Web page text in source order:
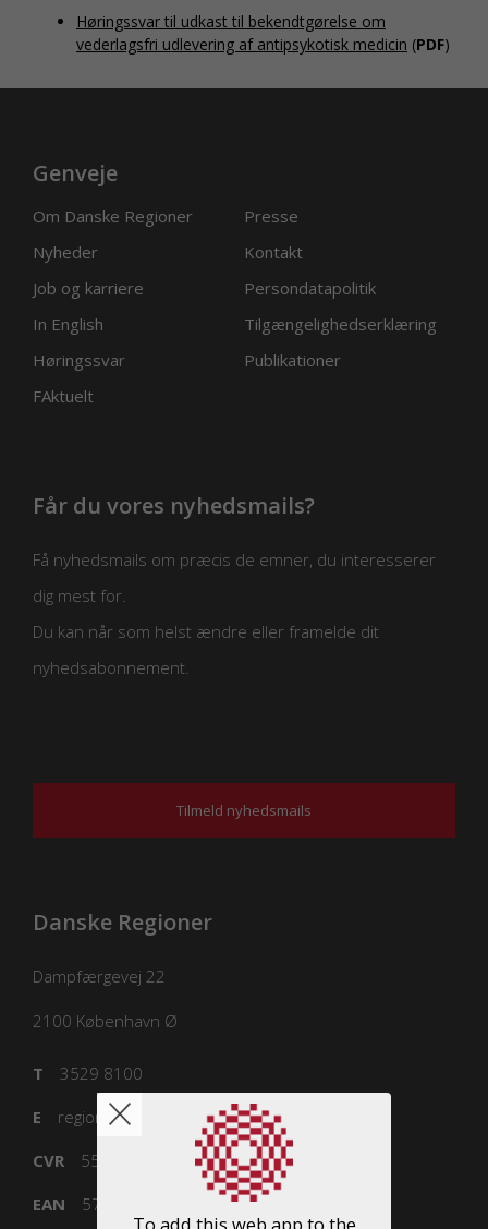
Høringssvar til udkast til bekendtgørelse om
vederlagsfri udlevering af antipsykotisk medicin (PDF)
Genveje
Om Danske Regioner
Presse
Nyheder
Kontakt
Job og karriere
Persondatapolitik
In English
Tilgængelighedserklæring
Høringssvar
Publikationer
FAktuelt
Får du vores nyhedsmails?
Få nyhedsmails om præcis de emner, du interesserer
dig mest for.
Du kan når som helst ændre eller framelde dit
nyhedsabonnement.
Tilmeld nyhedsmails
Danske Regioner
Dampfærgevej 22
2100 København Ø
3529 8100
T
regioner@regioner.dk
E
55832218
CVR
5798000016477
EAN